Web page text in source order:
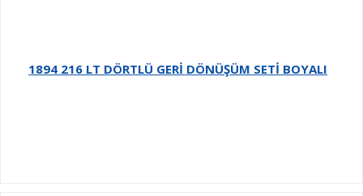
1894 216 LT DÖRTLÜ GERİ DÖNÜŞÜM SETİ BOYALI